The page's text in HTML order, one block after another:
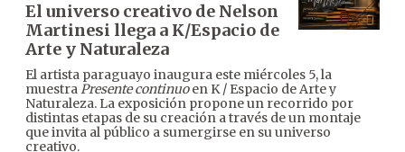
El universo creativo de Nelson
Martinesi llega a K/Espacio de
Arte y Naturaleza
El artista paraguayo inaugura este miércoles 5, la
muestraPresente continuoen K / Espacio de Arte y
Naturaleza. La exposición propone un recorrido por
distintas etapas de su creación a través de un montaje
que invita al público a sumergirse en su universo
creativo.